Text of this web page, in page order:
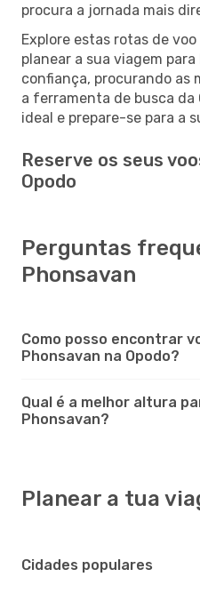
procura a jornada mais
Explore estas rotas de
planear a sua viagem
confiança, procurando as
a ferramenta de busca da
ideal e prepare-se para a
Reserve os seus
Opodo
Perguntas
Phonsavan
Como posso encontrar
Phonsavan na Opodo?
Qual é a melhor altura
Phonsavan?
Planear a tua
Cidades populares